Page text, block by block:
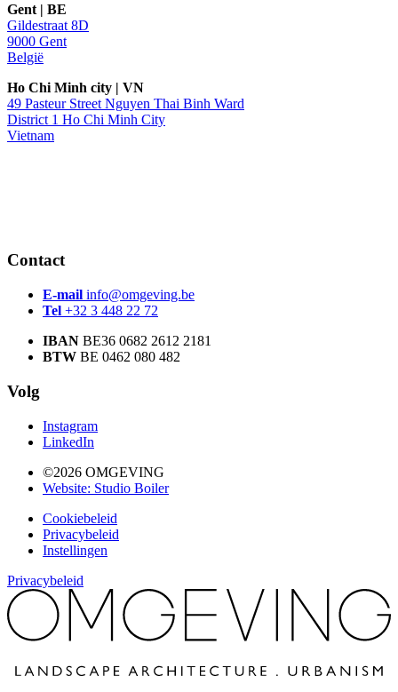
Gent | BE
Gildestraat 8D
9000 Gent
België
Ho Chi Minh city | VN
49 Pasteur Street Nguyen Thai Binh Ward
District 1 Ho Chi Minh City
Vietnam
Contact
E-mail info@omgeving.be
Tel +32 3 448 22 72
IBAN BE36 0682 2612 2181
BTW BE 0462 080 482
Volg
Instagram
LinkedIn
©2026 OMGEVING
Website: Studio Boiler
Cookiebeleid
Privacybeleid
Instellingen
Privacybeleid